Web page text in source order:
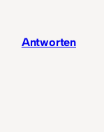
Antworten